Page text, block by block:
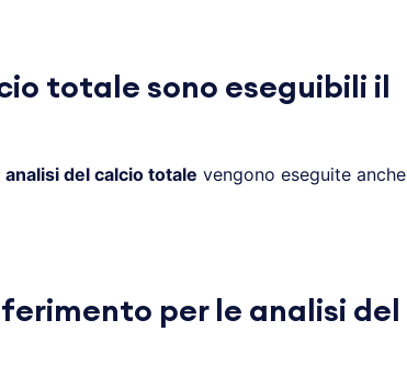
totale sono eseguibili il
analisi del calcio totale vengono eseguite anche
per le analisi del